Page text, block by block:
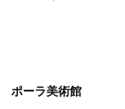
ポーラ美術館